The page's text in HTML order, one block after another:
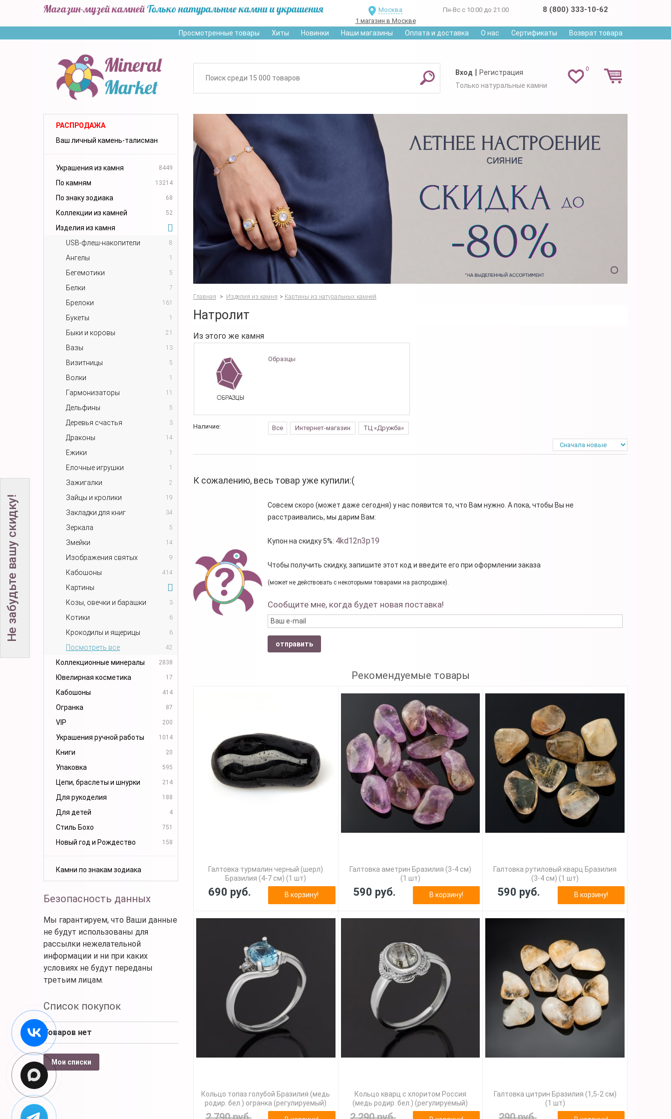
Магазин-музей камней Только натуральные камни и украшения
Москва
1 магазин в Москве
Пн-Вс с 10:00 до 21:00 8 (800) 333-10-62
Просмотренные товары Хиты Новинки Наши магазины Оплата и доставка О нас Сертификаты Возврат товара
0
Вход | Регистрация
Только натуральные камни
РАСПРОДАЖА
Ваш личный камень-талисман
Украшения из камня 8449
По камням 13214
По знаку зодиака 68
Коллекции из камней 52
Изделия из камня
USB-флеш-накопители
8
Ангелы 1
Бегемотики 5
Белки 7
Брелоки 161
Букеты 1
Быки и коровы 21
Вазы 13
Визитницы 5
Волки 1
Гармонизаторы 11
Дельфины 5
Деревья счастья 3
Драконы 14
Ежики 1
Елочные игрушки 1
Зажигалки 2
Зайцы и кролики 19
Закладки для книг 34
Зеркала 5
Змейки 14
Изображения святых 9
Кабошоны 414
Картины
Козы, овечки и барашки
3
Котики 6
Крокодилы и ящерицы 6
Посмотреть все 42
Коллекционные минералы 2838
Ювелирная косметика 17
Кабошоны 414
Огранка 87
VIP 200
Украшения ручной работы 1014
Книги 20
Упаковка 595
Цепи, браслеты и шнурки 214
Для рукоделия 188
Для детей 4
Стиль Бохо 751
Новый год и Рождество 158
Камни по знакам зодиака
Безопасность данных
Мы гарантируем, что Ваши данные
не будут использованы для
рассылки нежелательной
информации и ни при каких
условиях не будут переданы
третьим лицам.
Список покупок
Товаров нет
Мои списки
Главная > Изделия из камня > Картины из натуральных камней
Натролит
Из этого же камня
Образцы
Наличие: Все Интернет-магазин ТЦ «Дружба»
К сожалению, весь товар уже купили:(
Совсем скоро (может даже сегодня) у нас появится то, что Вам нужно. А пока, чтобы Вы не
расстраивались, мы дарим Вам:
Купон на скидку 5%: 4kd12n3p19
Чтобы получить скидку, запишите этот код и введите его при оформлении заказа
(может не действовать с некоторыми товарами на распродаже).
Сообщите мне, когда будет новая поставка!
отправить
Рекомендуемые товары
Галтовка турмалин черный (шерл)
Бразилия (4-7 см) (1 шт)
690 руб. В корзину!
Галтовка аметрин Бразилия (3-4 см)
(1 шт)
590 руб. В корзину!
Галтовка рутиловый кварц Бразилия
(3-4 см) (1 шт)
590 руб. В корзину!
Кольцо топаз голубой Бразилия (медь
родир. бел.) огранка (регулируемый)
Кольцо кварц с хлоритом Россия
(медь родир. бел.) (регулируемый)
Галтовка цитрин Бразилия (1,5-2 см)
(1 шт)
Не забудьте вашу скидку!